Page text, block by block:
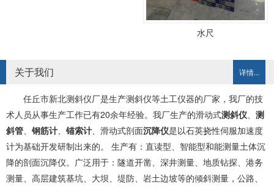
水尺
详情...
关于我们
任丘市新北测斜仪厂是生产测斜仪等土工仪器的厂家，我厂的技
术人员从事生产工作已有20余年经验。我厂生产的滑动式测斜仪、 测
斜管、 钢筋计、 锚索计、滑动式剖面沉降仪是以石英挠性伺服加速度
计为基础开发研制出来的。 生产有：直读型、智能型和能测量土体沉
降的剖面沉降仪。广泛用于：隧道开凿、深井测量、地质钻探、港务
测量、高层建筑基坑、大坝、堤防、岩土边坡等的倾斜测量，公路、